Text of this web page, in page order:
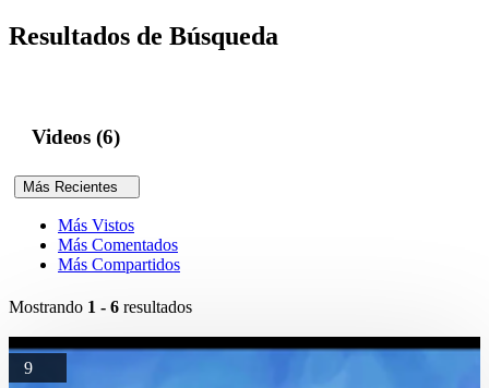
Resultados de Búsqueda
Videos (6)
Más Recientes
Más Vistos
Más Comentados
Más Compartidos
Mostrando 1 - 6 resultados
9